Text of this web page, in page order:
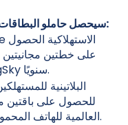
سيحصل حاملو البطاقات المؤهلون من "كارتوس كايكسا" على:
البيانات المحمولة العالمية من GigSky سنويًا.
إلى خدمة بيانات GigSky العالمية للهاتف المحمول سنويًا.